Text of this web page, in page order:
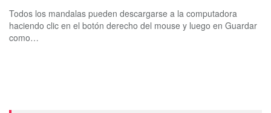
Todos los mandalas pueden descargarse a la computadora
haciendo clic en el botón derecho del mouse y luego en Guardar
como…